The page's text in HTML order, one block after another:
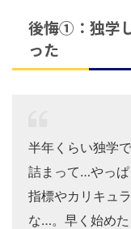
後悔①：独学
った
半年くらい独学
詰まって…やっぱ
指標やカリキュ
な…。早く始めた